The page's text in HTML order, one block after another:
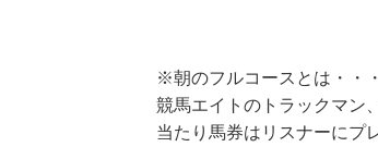
※朝のフルコースとは・・
競馬エイトのトラックマン
当たり馬券はリスナーにプ